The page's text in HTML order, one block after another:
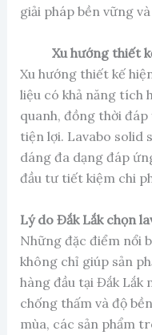
giải pháp bền vững
Xu hướng thiết
Xu hướng thiết kế
liệu có khả năng tích
quanh, đồng thời
tiện lợi. Lavabo solid
dáng đa dạng đáp
đầu tư tiết kiệm chi
Lý do Đắk Lắk chọn
Những đặc điểm nổi
không chỉ giúp sản
hàng đầu tại Đắk Lắk
chống thấm và độ
mùa, các sản phẩm